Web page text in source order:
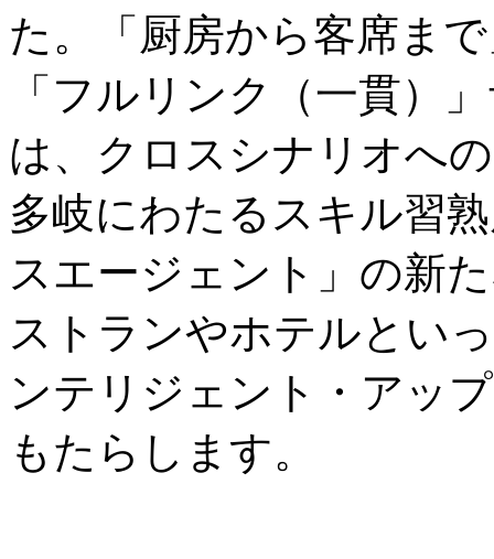
た。「厨房から客席ま
「フルリンク（一貫）
は、クロスシナリオへ
多岐にわたるスキル習
スエージェント」の新
ストランやホテルとい
ンテリジェント・アッ
もたらします。